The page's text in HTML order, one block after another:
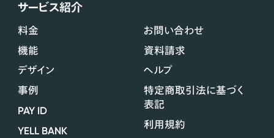
サービス紹介
料金
機能
デザイン
事例
PAY ID
YELL BANK
お問い合わせ
資料請求
ヘルプ
特定商取引法に基づく
表記
利用規約